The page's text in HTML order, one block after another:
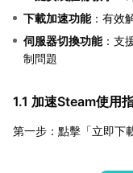
下載加速功能：有效
伺服器切換功能：支
制問題
1.1 加速Steam使用
第一步：點擊「立即下